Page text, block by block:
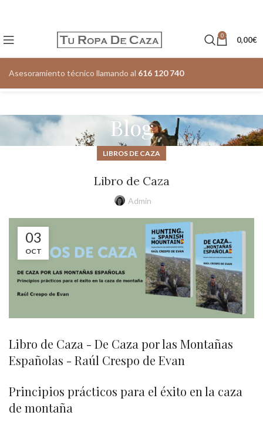
0 0,00€
Asesoramiento técnico llamando al 616 120 740
Blog
LIBROS DE CAZA
Libro de Caza
Admin
03
OCT
Libro de Caza - De Caza por las Montañas
Españolas - Raúl Crespo de Evan
Principios prácticos para el éxito en la caza
de montaña